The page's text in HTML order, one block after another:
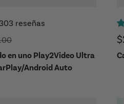
reseñas
regular
en uno Play2Video Ultra
Android Auto